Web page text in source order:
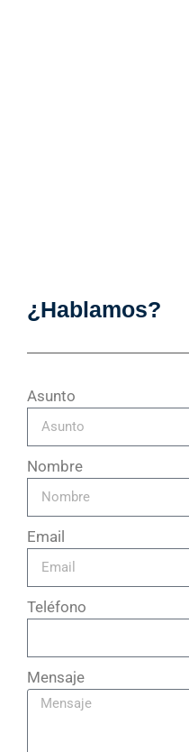
¿Hablamos?
Asunto
Nombre
Email
Teléfono
Mensaje